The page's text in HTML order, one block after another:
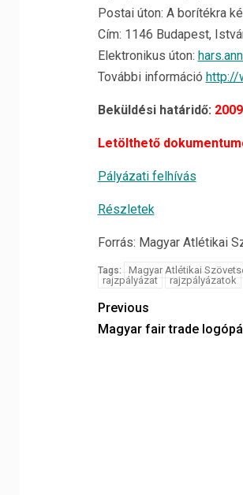
Postai úton: A borítékra
Cím: 1146 Budapest,
Elektronikus úton:
További információ http://
Beküldési határidő:
Letölthető
Pályázati felhívás
Részletek
Forrás: Magyar Atlétikai
Tags: Magyar Atlétikai
rajzpályázat
rajzpályázatok
Previous
Magyar fair trade